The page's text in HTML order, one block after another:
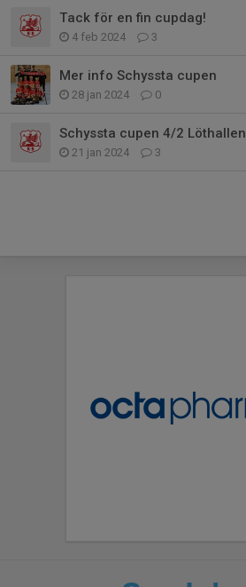
Tack för en fin cupdag!
4 feb 2024 3
Mer info Schyssta cupen
28 jan 2024 0
Schyssta cupen 4/2 Löthallen
21 jan 2024 3